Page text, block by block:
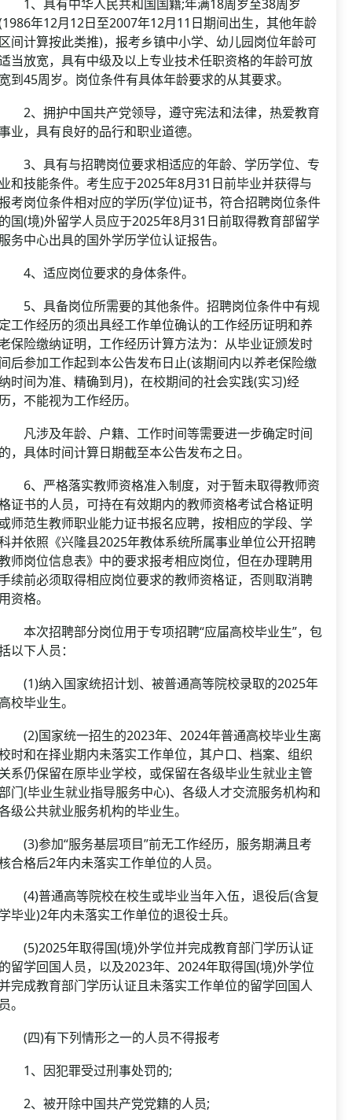
、具有中华人民共和国国籍;年满18周岁至38周岁
年12月12日至2007年12月11日期间出生，其他年龄
间计算按此类推)，报考乡镇中小学、幼儿园岗位年龄可
当放宽，具有中级及以上专业技术任职资格的年龄可放
到45周岁。岗位条件有具体年龄要求的从其要求。
、拥护中国共产党领导，遵守宪法和法律，热爱教育
业，具有良好的品行和职业道德。
、具有与招聘岗位要求相适应的年龄、学历学位、专
和技能条件。考生应于2025年8月31日前毕业并获得与
考岗位条件相对应的学历(学位)证书，符合招聘岗位条件
国(境)外留学人员应于2025年8月31日前取得教育部留学
务中心出具的国外学历学位认证报告。
、适应岗位要求的身体条件。
、具备岗位所需要的其他条件。招聘岗位条件中有规
工作经历的须出具经工作单位确认的工作经历证明和养
保险缴纳证明，工作经历计算方法为：从毕业证颁发时
后参加工作起到本公告发布日止(该期间内以养老保险缴
时间为准、精确到月)，在校期间的社会实践(实习)经
，不能视为工作经历。
涉及年龄、户籍、工作时间等需要进一步确定时间
，具体时间计算日期截至本公告发布之日。
、严格落实教师资格准入制度，对于暂未取得教师资
证书的人员，可持在有效期内的教师资格考试合格证明
师范生教师职业能力证书报名应聘，按相应的学段、学
并依照《兴隆县2025年教体系统所属事业单位公开招聘
师岗位信息表》中的要求报考相应岗位，但在办理聘用
续前必须取得相应岗位要求的教师资格证，否则取消聘
资格。
次招聘部分岗位用于专项招聘“应届高校毕业生”，包
以下人员：
纳入国家统招计划、被普通高等院校录取的2025年
校毕业生。
国家统一招生的2023年、2024年普通高校毕业生离
时和在择业期内未落实工作单位，其户口、档案、组织
系仍保留在原毕业学校，或保留在各级毕业生就业主管
门(毕业生就业指导服务中心)、各级人才交流服务机构和
级公共就业服务机构的毕业生。
参加“服务基层项目”前无工作经历，服务期满且考
合格后2年内未落实工作单位的人员。
普通高等院校在校生或毕业当年入伍，退役后(含复
毕业)2年内未落实工作单位的退役士兵。
年取得国(境)外学位并完成教育部门学历认证
留学回国人员，以及2023年、2024年取得国(境)外学位
完成教育部门学历认证且未落实工作单位的留学回国人
。
四)有下列情形之一的人员不得报考
、因犯罪受过刑事处罚的;
、被开除中国共产党党籍的人员;